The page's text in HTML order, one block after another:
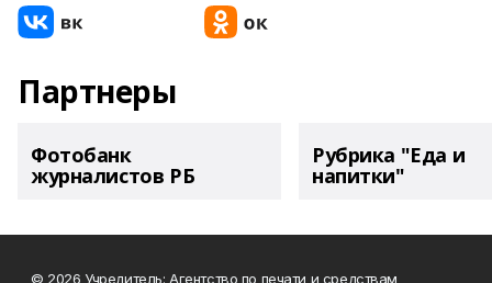
Партнеры
Фотобанк
журналистов РБ
Рубрика "Еда и
напитки"
© 2026 Учредитель: Агентство по печати и средствам